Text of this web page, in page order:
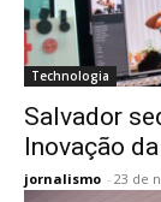
Technologia
Salvador
Inovação
jornalismo - 23 de